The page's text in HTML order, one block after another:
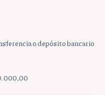
o depósito bancario